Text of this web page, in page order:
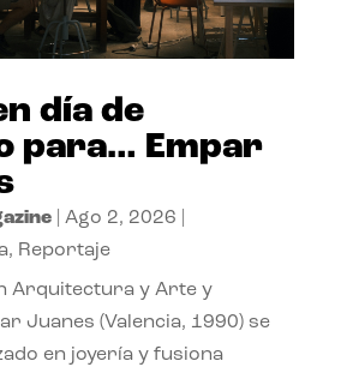
día de
para… Empar
| Ago 2, 2026
, Reportaje
Arquitectura y Arte y
Juanes (Valencia, 1990) se
en joyería y fusiona